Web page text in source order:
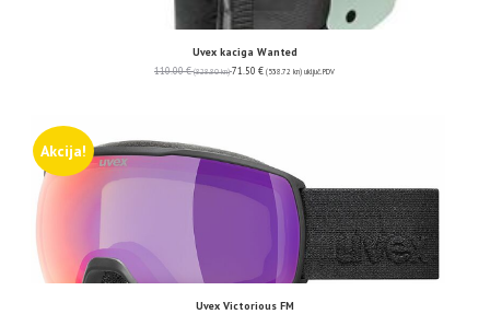
Uvex kaciga Wanted
110.00€ (828.80 kn) 71.50 € (538.72 kn) uključ. PDV
Akcija!
Uvex Victorious FM